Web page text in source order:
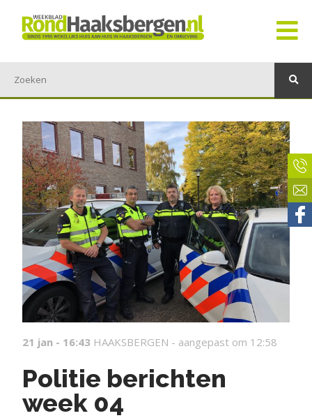
21 jan - 16:43 HAAKSBERGEN - aangepast om 12:58
Politie berichten
week 04